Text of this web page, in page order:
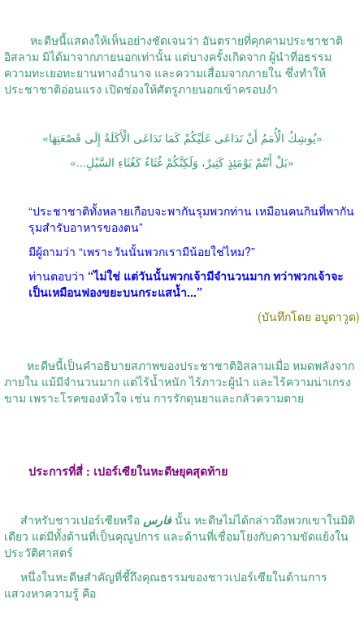
หะดีษนี้แสดงให้เห็นอย่างชัดเจนว่า อันตรายที่คุกคามประชาชาติ
อิสลาม มิได้มาจากภายนอกเท่านั้น แต่บางครั้งเกิดจาก ผู้นำที่อธรรม
ความทะเยอทะยานทางอำนาจ และความเสื่อมจากภายใน ซึ่งทำให้
ประชาชาติอ่อนแรง เปิดช่องให้ศัตรูภายนอกเข้าครอบงำ
«يُوشِكُ الْأُمَمُ أَنْ تَدَاعَى عَلَيْكُمْ كَمَا تَدَاعَى الْأَكَلَةُ إِلَى قَصْعَتِهَا»
«بَلْ أَنْتُمْ يَوْمَئِذٍ كَثِيرٌ، وَلَكِنَّكُمْ غُثَاءٌ كَغُثَاءِ السَّيْلِ...»
“ประชาชาติทั้งหลายเกือบจะพากันรุมพวกท่าน เหมือนคนกินที่พากัน
รุมสำรับอาหารของตน”
มีผู้ถามว่า “เพราะวันนั้นพวกเรามีน้อยใช่ไหม?”
ท่านตอบว่า “ไม่ใช่ แต่วันนั้นพวกเจ้ามีจำนวนมาก ทว่าพวกเจ้าจะ
เป็นเหมือนฟองขยะบนกระแสน้ำ...”
(บันทึกโดย อบูดาวูด)
หะดีษนี้เป็นคำอธิบายสภาพของประชาชาติอิสลามเมื่อ หมดพลังจาก
ภายใน แม้มีจำนวนมาก แต่ไร้น้ำหนัก ไร้ภาวะผู้นำ และไร้ความน่าเกรง
ขาม เพราะโรคของหัวใจ เช่น การรักดุนยาและกลัวความตาย
ประการที่สี่ : เปอร์เซียในหะดีษยุคสุดท้าย
สำหรับชาวเปอร์เซียหรือ فارسนั้น หะดีษไม่ได้กล่าวถึงพวกเขาในมิติ
เดียว แต่มีทั้งด้านที่เป็นคุณูปการ และด้านที่เชื่อมโยงกับความขัดแย้งใน
ประวัติศาสตร์
หนึ่งในหะดีษสำคัญที่ชี้ถึงคุณธรรมของชาวเปอร์เซียในด้านการ
แสวงหาความรู้ คือ